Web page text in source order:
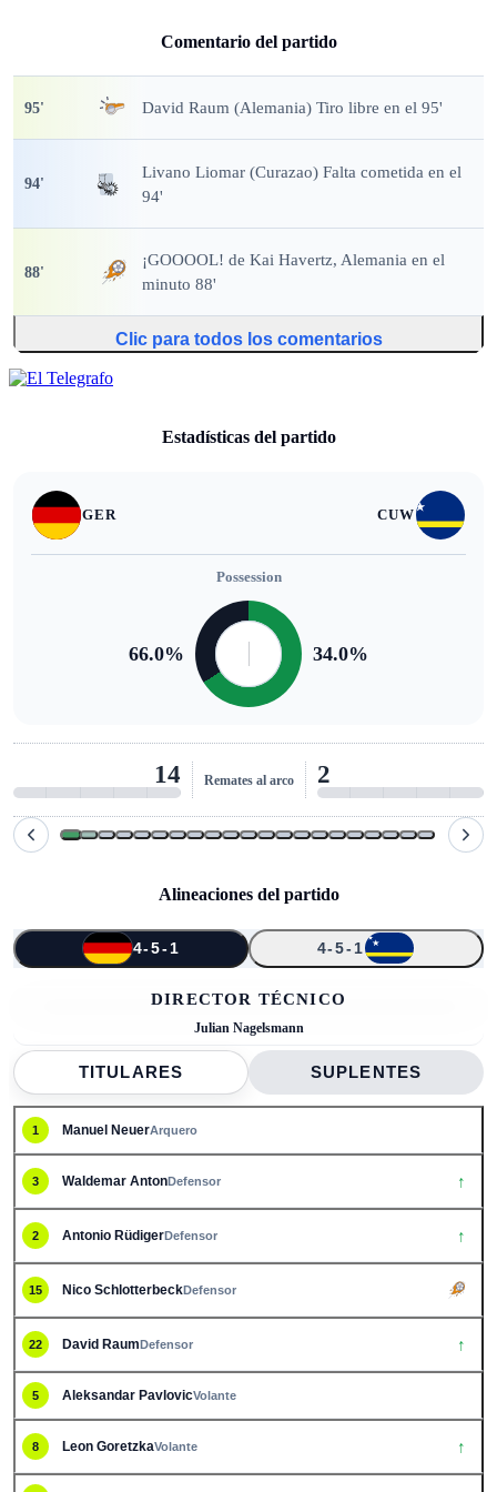
Alineaciones del partido
4-5-1 4-5-1
↑ ↑ ↑
↑
DIRECTOR TÉCNICO
Julian Nagelsmann
TITULARES SUPLENTES
1 Manuel NeuerArquero
3 Waldemar AntonDefensor ↑
2 Antonio RüdigerDefensor ↑
15 Nico SchlotterbeckDefensor
22 David RaumDefensor ↑
5 Aleksandar PavlovicVolante
8 Leon GoretzkaVolante ↑
Comentario del partido
95' David Raum (Alemania) Tiro libre en el 95'
94'
Livano Liomar (Curazao) Falta cometida en el
94'
88'
¡GOOOOL! de Kai Havertz, Alemania en el
minuto 88'
Clic para todos los comentarios
Estadísticas del partido
GER CUW
Possession
66.0% 34.0%
14 Remates al arco 2